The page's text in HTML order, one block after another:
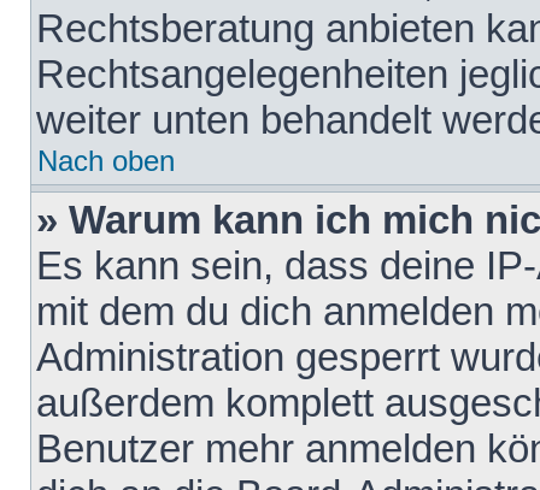
Rechtsberatung anbieten
Rechtsangelegenheiten
weiter unten behandelt
Nach oben
» Warum kann ich mich
Es kann sein, dass deine
mit dem du dich anmelden
Administration gesperrt
außerdem komplett
Benutzer mehr anmelden